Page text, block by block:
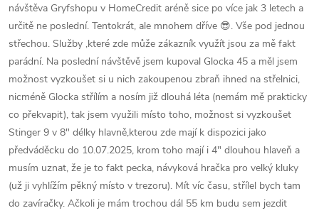
návštěva Gryfshopu v HomeCredit aréně sice po více jak 3 letech a
určitě ne poslední. Tentokrát, ale mnohem dříve 😎. Vše pod jednou
střechou. Služby ,které zde může zákazník využít jsou za mě fakt
parádní. Na poslední návštěvě jsem kupoval Glocka 45 a měl jsem
možnost vyzkoušet si u nich zakoupenou zbraň ihned na střelnici,
nicméně Glocka střílím a nosím již dlouhá léta (nemám mě prakticky
co překvapit), tak jsem využili místo toho, možnost si vyzkoušet
Stinger 9 v 8" délky hlavně,kterou zde mají k dispozici jako
předváděcku do 10.07.2025, krom toho mají i 4" dlouhou hlaveň a
musím uznat, že je to fakt pecka, návyková hračka pro velký kluky
(už ji vyhlížím pěkný místo v trezoru). Mít víc času, střílel bych tam
do zavíračky. Ačkoli je mám trochou dál 55 km budu sem jezdit